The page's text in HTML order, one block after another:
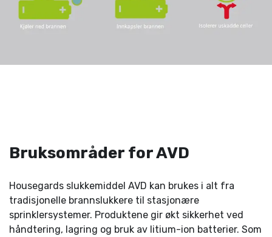
Bruksområder for AVD
Housegards slukkemiddel AVD kan brukes i alt fra
tradisjonelle brannslukkere til stasjonære
sprinklersystemer. Produktene gir økt sikkerhet ved
håndtering, lagring og bruk av litium-ion batterier. Som